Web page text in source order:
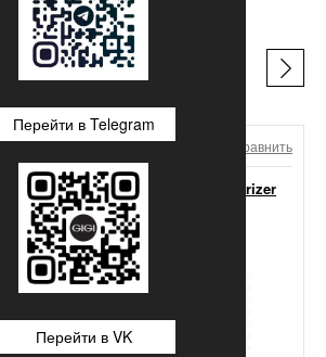
ЛЕГЕНДЫ GIGI
Сравнить в избранное Сравнить
GIGI Lipacid Moisturizer
For Oily Skin
Перейти в Telegram
Перейти в VK